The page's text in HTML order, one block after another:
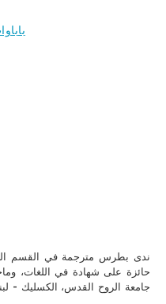
ندى بطرس مترجمة في القسم
حائزة على شهادة في اللغات،
جامعة الروح القدس، الكسليك -